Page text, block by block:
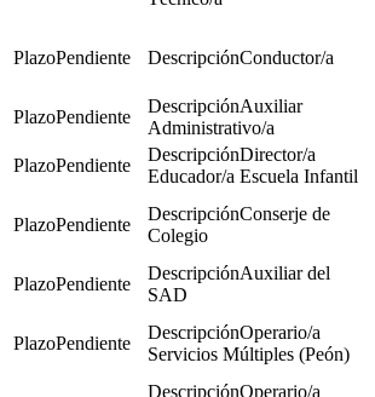
Pendiente Conductor/a
Pendiente
Auxiliar
Administrativo/a
Pendiente
Director/a
Educador/a Escuela Infantil
Pendiente
Conserje de
Colegio
Pendiente
Auxiliar del
SAD
Pendiente
Operario/a
Servicios Múltiples (Peón)
Operario/a